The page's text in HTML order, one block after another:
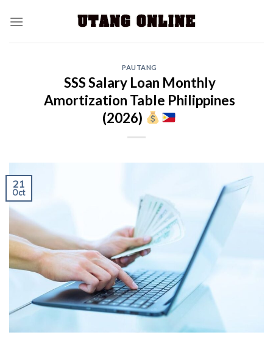
PAUTANG
SSS Salary Loan Monthly
Amortization Table Philippines
(2026)
21
Oct